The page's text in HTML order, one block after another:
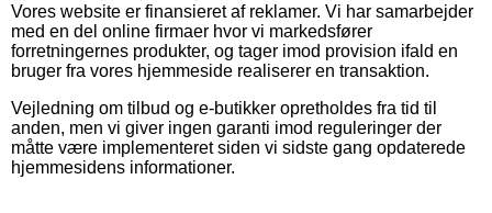
Vores website er finansieret af reklamer. Vi har samarbejder
med en del online firmaer hvor vi markedsfører
forretningernes produkter, og tager imod provision ifald en
bruger fra vores hjemmeside realiserer en transaktion.
Vejledning om tilbud og e-butikker opretholdes fra tid til
anden, men vi giver ingen garanti imod reguleringer der
måtte være implementeret siden vi sidste gang opdaterede
hjemmesidens informationer.